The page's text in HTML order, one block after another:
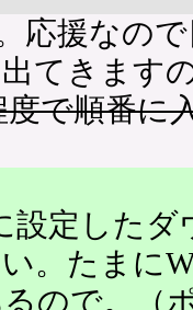
応援なの
てきます
度で順番に
設定したダ
。たまに
ので。（